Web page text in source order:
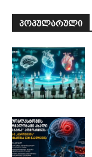
ᲞᲝᲞᲣᲚᲐᲠᲣᲚᲘ